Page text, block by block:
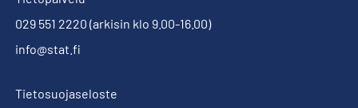
029 551 2220 (arkisin klo 9.00-16.00)
info@stat.fi
Tietosuojaseloste